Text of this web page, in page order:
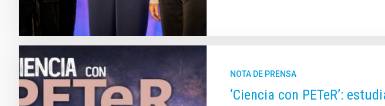
NOTA DE PRENSA
‘Ciencia con PETeR’: